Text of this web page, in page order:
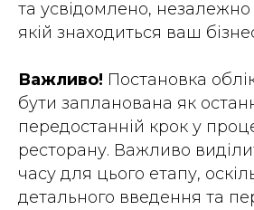
та усвідомлено, незалежно
якій знаходиться ваш
Важливо! Постановка
бути запланована як
передостанній крок у
ресторану. Важливо
часу для цього етапу,
детального введення та